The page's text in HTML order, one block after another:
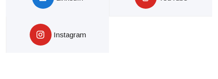
Instagram